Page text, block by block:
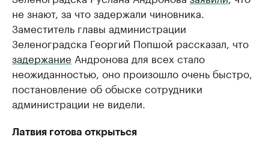
не знают, за что задержали чиновника.
Заместитель главы администрации
Зеленоградска Георгий Попшой рассказал, что
задержание Андронова для всех стало
неожиданностью, оно произошло очень быстро,
постановление об обыске сотрудники
администрации не видели.
Латвия готова открыться